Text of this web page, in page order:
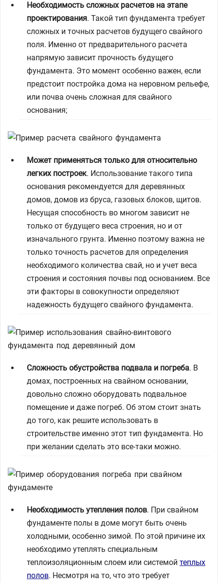
Необходимость сложных расчетов на этапе
проектирования. Такой тип фундамента требует
сложных и точных расчетов будущего свайного
поля. Именно от предварительного расчета
напрямую зависит прочность будущего
фундамента. Это момент особенно важен, если
предстоит постройка дома на неровном рельефе,
или почва очень сложная для свайного
основания;
Может применяться только для относительно
легких построек. Использование такого типа
основания рекомендуется для деревянных
домов, домов из бруса, газовых блоков, щитов.
Несущая способность во многом зависит не
только от будущего веса строения, но и от
изначального грунта. Именно поэтому важна не
только точность расчетов для определения
необходимого количества свай, но и учет веса
строения и состояния почвы под основанием. Все
эти факторы в совокупности определяют
надежность будущего свайного фундамента.
Сложность обустройства подвала и погреба. В
домах, построенных на свайном основании,
довольно сложно оборудовать подвальное
помещение и даже погреб. Об этом стоит знать
до того, как решите использовать в
строительстве именно этот тип фундамента. Но
при желании сделать это все-таки можно.
Необходимость утепления полов. При свайном
фундаменте полы в доме могут быть очень
холодными, особенно зимой. По этой причине их
необходимо утеплять специальным
теплоизоляционным слоем или системой теплых
полов. Несмотря на то, что это требует